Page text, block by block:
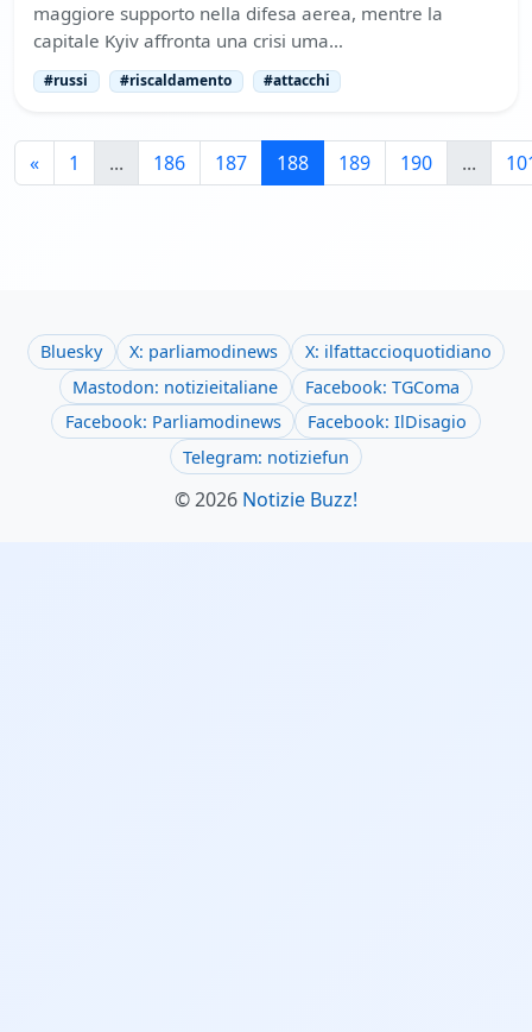
maggiore supporto nella difesa aerea, mentre la
capitale Kyiv affronta una crisi uma…
#russi #riscaldamento #attacchi
« 1 ... 186 187 188 189 190 ...
Bluesky X: parliamodinews
X: ilfattaccioquotidiano
Mastodon: notizieitaliane
Facebook: TGComa
Facebook: Parliamodinews
Facebook: IlDisagio
Telegram: notiziefun
© 2026 Notizie Buzz!